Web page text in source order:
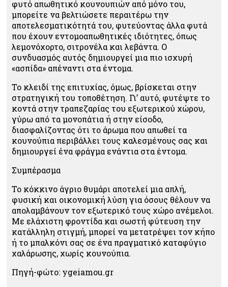
φυτό απωθητικό κουνουπιών από μόνο του,
μπορείτε να βελτιώσετε περαιτέρω την
αποτελεσματικότητά του, φυτεύοντας άλλα φυτά
που έχουν εντομοαπωθητικές ιδιότητες, όπως
λεμονόχορτο, σιτρονέλα και λεβάντα. Ο
συνδυασμός αυτός δημιουργεί μια πιο ισχυρή
«ασπίδα» απέναντι στα έντομα.
Το κλειδί της επιτυχίας, όμως, βρίσκεται στην
στρατηγική του τοποθέτηση. Γι’ αυτό, φυτέψτε το
κοντά στην τραπεζαρίας του εξωτερικού χώρου,
γύρω από τα μονοπάτια ή στην είσοδο,
διασφαλίζοντας ότι το άρωμα που απωθεί τα
κουνούπια περιβάλλει τους καλεσμένους σας και
δημιουργεί ένα φράγμα ενάντια στα έντομα.
Συμπέρασμα
Το κόκκινο άγριο θυμάρι αποτελεί μια απλή,
φυσική και οικονομική λύση για όσους θέλουν να
απολαμβάνουν τον εξωτερικό τους χώρο ανέμελοι.
Με ελάχιστη φροντίδα και σωστή φύτευση την
κατάλληλη στιγμή, μπορεί να μετατρέψει τον κήπο
ή το μπαλκόνι σας σε ένα πραγματικό καταφύγιο
χαλάρωσης, χωρίς κουνούπια.
Πηγή-φώτο: ygeiamou.gr